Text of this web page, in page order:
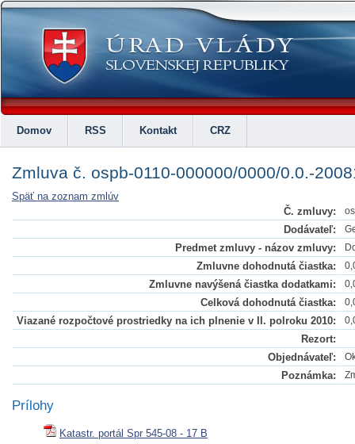
Domov RSS Kontakt CRZ
Zmluva č. ospb-0110-000000/0000/0.0.-
Späť na zoznam zmlúv
Č. zmluvy:
Dodávateľ:
Predmet zmluvy - názov zmluvy:
Zmluvne dohodnutá čiastka:
Zmluvne navýšená čiastka dodatkami:
Celková dohodnutá čiastka:
Viazané rozpočtové prostriedky na ich plnenie v II. polroku 2010:
Rezort:
Objednávateľ:
Poznámka:
Prílohy
Katastr. portál Spr 545-08 - 17 B